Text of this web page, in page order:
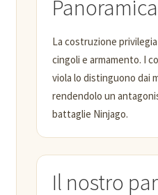
La costruzione
cingoli e armamento. I
viola lo distinguono dai
rendendolo un
battaglie Ninjago.
Il nostro